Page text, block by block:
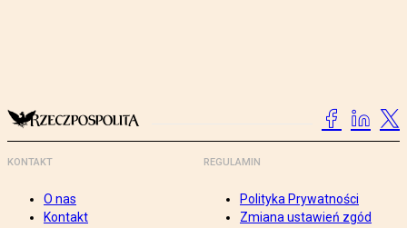
KONTAKT
O nas
Kontakt
REGULAMIN
Polityka Prywatności
Zmiana ustawień zgód